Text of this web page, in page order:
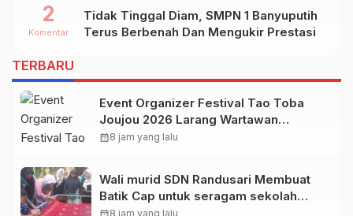
Kab.TUBAN
Tidak Tinggal Diam, SMPN 1 Banyuputih
Terus Berbenah Dan Mengukir Prestasi
2
Komentar
TERBARU
Event Organizer Festival Tao Toba
Joujou 2026 Larang Wartawan
Samosir Untuk Dokumentasi di
calendar_month8 jam yang lalu
Wali murid SDN Randusari Membuat
Batik Cap untuk seragam sekolah
Anak.
calendar_month8 jam yang lalu